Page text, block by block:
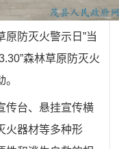
原防灭火警示日”当
.30”森林草原防灭火
传台、悬挂宣传横
火器材等多种形